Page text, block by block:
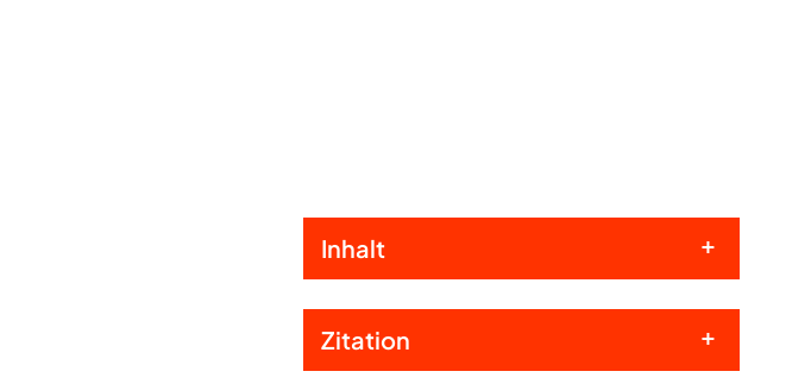
Inhalt
Zitation